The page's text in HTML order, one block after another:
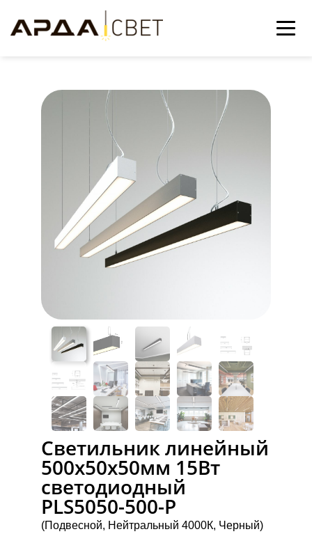
Светильник линейный
500x50x50мм 15Вт
светодиодный
PLS5050-500-P
(Подвесной, Нейтральный 4000К, Черный)